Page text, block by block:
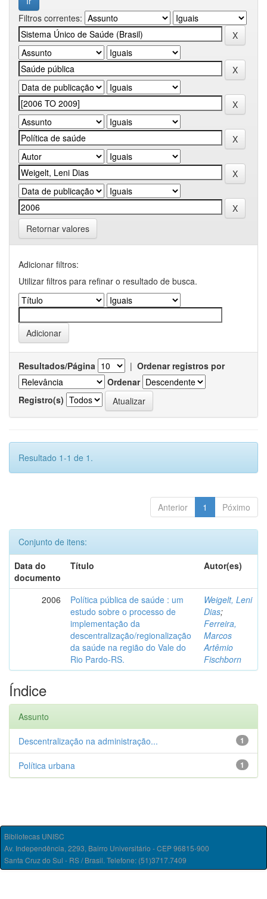
Filtros correntes:
Retornar valores
Adicionar filtros:
Utilizar filtros para refinar o resultado de busca.
Resultados/Página | Ordenar registros por
Ordenar
Registro(s)
Resultado 1-1 de 1.
Anterior 1 Póximo
Conjunto de itens:
Data do
documento
Título Autor(es)
2006
Política pública de saúde : um
estudo sobre o processo de
implementação da
descentralização/regionalização
da saúde na região do Vale do
Rio Pardo-RS.
Weigelt, Leni
Dias;
Ferreira,
Marcos
Artêmio
Fischborn
Índice
Assunto
1
Descentralização na administração...
1
Política urbana
Bibliotecas UNISC
Av. Independência, 2293, Bairro Universitário - CEP 96815-900
Santa Cruz do Sul - RS / Brasil. Telefone: (51)3717.7409